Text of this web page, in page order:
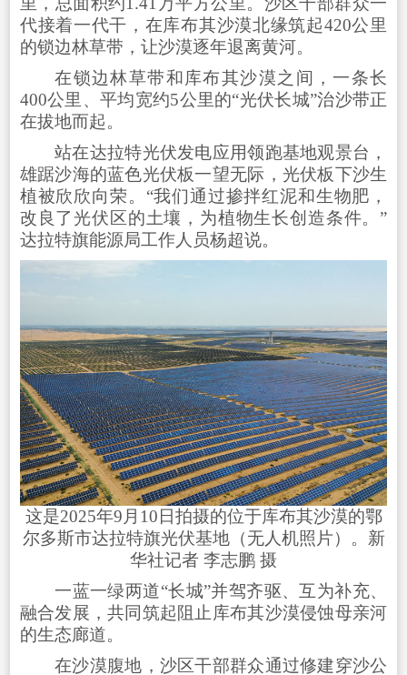
代接着一代干，在库布其沙漠北缘筑起420公里
的锁边林草带，让沙漠逐年退离黄河。
在锁边林草带和库布其沙漠之间，一条长
400公里、平均宽约5公里的“光伏长城”治沙带正
在拔地而起。
站在达拉特光伏发电应用领跑基地观景台，
雄踞沙海的蓝色光伏板一望无际，光伏板下沙生
植被欣欣向荣。“我们通过掺拌红泥和生物肥，
改良了光伏区的土壤，为植物生长创造条件。”
达拉特旗能源局工作人员杨超说。
这是2025年9月10日拍摄的位于库布其沙漠的鄂
尔多斯市达拉特旗光伏基地（无人机照片）。新
华社记者 李志鹏 摄
一蓝一绿两道“长城”并驾齐驱、互为补充、
融合发展，共同筑起阻止库布其沙漠侵蚀母亲河
的生态廊道。
在沙漠腹地，沙区干部群众通过修建穿沙公